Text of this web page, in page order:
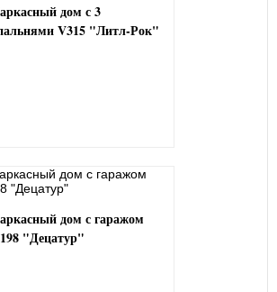
дом с 3
V315 "Литл-Рок"
дом с гаражом
"Децатур"